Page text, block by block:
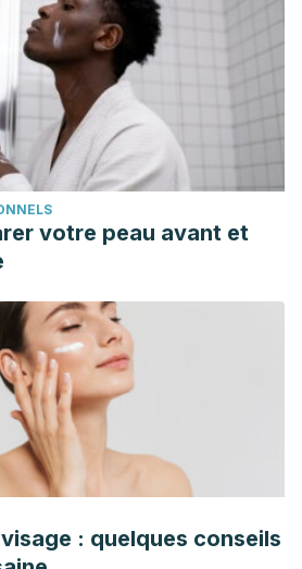
votre peau avant et
: quelques conseils